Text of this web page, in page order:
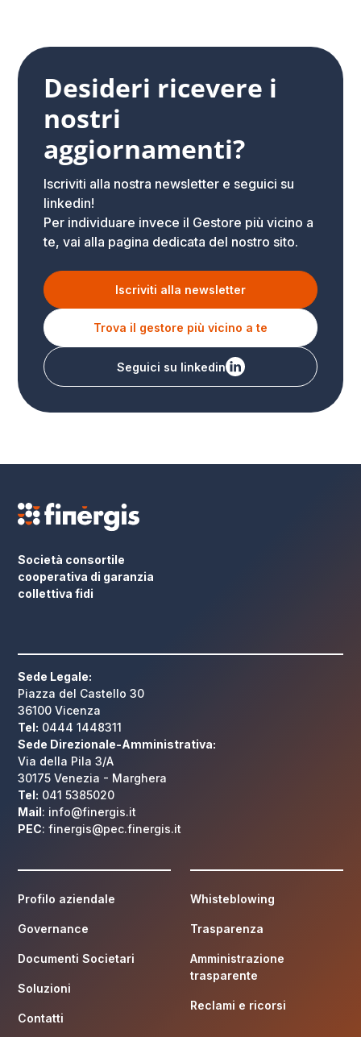
Desideri ricevere i
nostri
aggiornamenti?
Iscriviti alla nostra newsletter e seguici su
linkedin!
Per individuare invece il Gestore più vicino a
te, vai alla pagina dedicata del nostro sito.
Iscriviti alla newsletter
Trova il gestore più vicino a te
Seguici su linkedin
Società consortile
cooperativa di garanzia
collettiva fidi
Sede Legale:
Piazza del Castello 30
36100 Vicenza
Tel: 0444 1448311
Sede Direzionale-Amministrativa:
Via della Pila 3/A
30175 Venezia - Marghera
Tel: 041 5385020
Mail: info@finergis.it
PEC: finergis@pec.finergis.it
Profilo aziendale
Governance
Documenti Societari
Soluzioni
Contatti
Whisteblowing
Trasparenza
Amministrazione
trasparente
Reclami e ricorsi